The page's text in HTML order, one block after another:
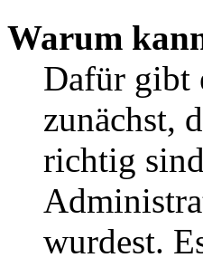
Warum
Dafür gibt
zunächst,
richtig
wurdest.